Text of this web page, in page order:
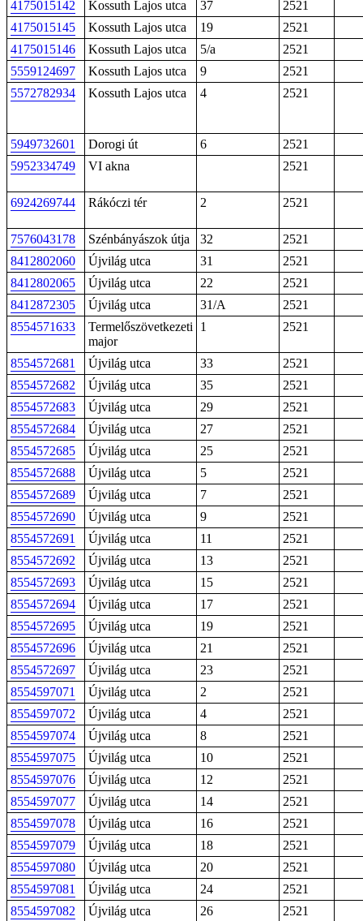
4175015142
Kossuth Lajos utca 37
2521
4175015145
Kossuth Lajos utca 19
2521
4175015146
Kossuth Lajos utca 5/a
2521
5559124697
Kossuth Lajos utca 9
2521
5572782934
Kossuth Lajos utca 4 2521
5949732601 Dorogi út 6
2521
5952334749
VI akna 2521
6924269744 Rákóczi tér 2 2521
7576043178 Szénbányászok útja 32
2521
8412802060
Újvilág utca 31
2521
8412802065
Újvilág utca 22
2521
8412872305
Újvilág utca 31/A
2521
8554571633
Termelőszövetkezeti
major
1 2521
8554572681 Újvilág utca 33
2521
8554572682
Újvilág utca 35
2521
8554572683
Újvilág utca 29
2521
8554572684
Újvilág utca 27
2521
8554572685
Újvilág utca 25
2521
8554572688
Újvilág utca 5
2521
8554572689
Újvilág utca 7
2521
8554572690
Újvilág utca 9
2521
8554572691
Újvilág utca 11
2521
8554572692
Újvilág utca 13
2521
8554572693
Újvilág utca 15
2521
8554572694
Újvilág utca 17
2521
8554572695
Újvilág utca 19
2521
8554572696
Újvilág utca 21
2521
8554572697
Újvilág utca 23
2521
8554597071
Újvilág utca 2
2521
8554597072
Újvilág utca 4
2521
8554597074
Újvilág utca 8
2521
8554597075
Újvilág utca 10
2521
8554597076
Újvilág utca 12
2521
8554597077
Újvilág utca 14
2521
8554597078
Újvilág utca 16
2521
8554597079
Újvilág utca 18
2521
8554597080
Újvilág utca 20
2521
8554597081
Újvilág utca 24
2521
8554597082
Újvilág utca 26
2521